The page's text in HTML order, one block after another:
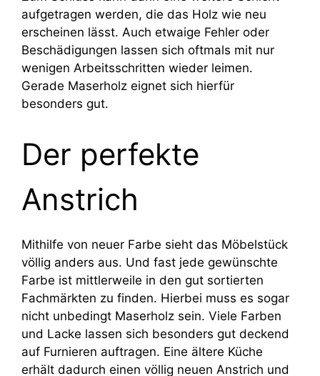
aufgetragen werden, die das Holz wie neu
erscheinen lässt. Auch etwaige Fehler oder
Beschädigungen lassen sich oftmals mit nur
wenigen Arbeitsschritten wieder leimen.
Gerade Maserholz eignet sich hierfür
besonders gut.
Der perfekte
Anstrich
Mithilfe von neuer Farbe sieht das Möbelstück
völlig anders aus. Und fast jede gewünschte
Farbe ist mittlerweile in den gut sortierten
Fachmärkten zu finden. Hierbei muss es sogar
nicht unbedingt Maserholz sein. Viele Farben
und Lacke lassen sich besonders gut deckend
auf Furnieren auftragen. Eine ältere Küche
erhält dadurch einen völlig neuen Anstrich und